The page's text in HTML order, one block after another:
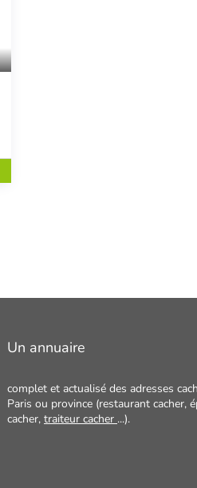
Un annuaire
complet et actualisé des adresses
Paris ou province (restaurant cacher,
cacher, traiteur cacher ...).